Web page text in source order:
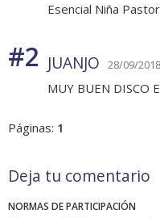
Esencial Niña
#2 JUANJO 28/09/
MUY BUEN DISCO
Páginas: 1
Deja tu comentario
NORMAS DE PARTICIPACIÓN